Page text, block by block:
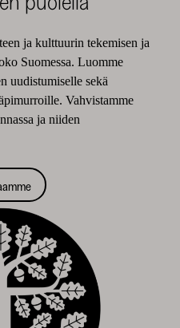
ja kulttuurin tekemisen ja
Suomessa. Luomme
uudistumiselle sekä
Vahvistamme
ja niiden